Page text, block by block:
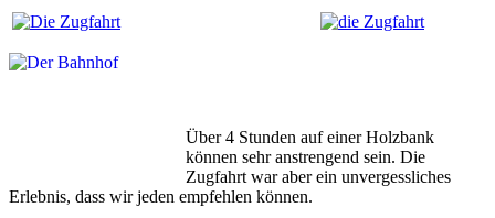
Über 4 Stunden auf einer Holzbank
können sehr anstrengend sein. Die
Zugfahrt war aber ein unvergessliches
Erlebnis, dass wir jeden empfehlen können.